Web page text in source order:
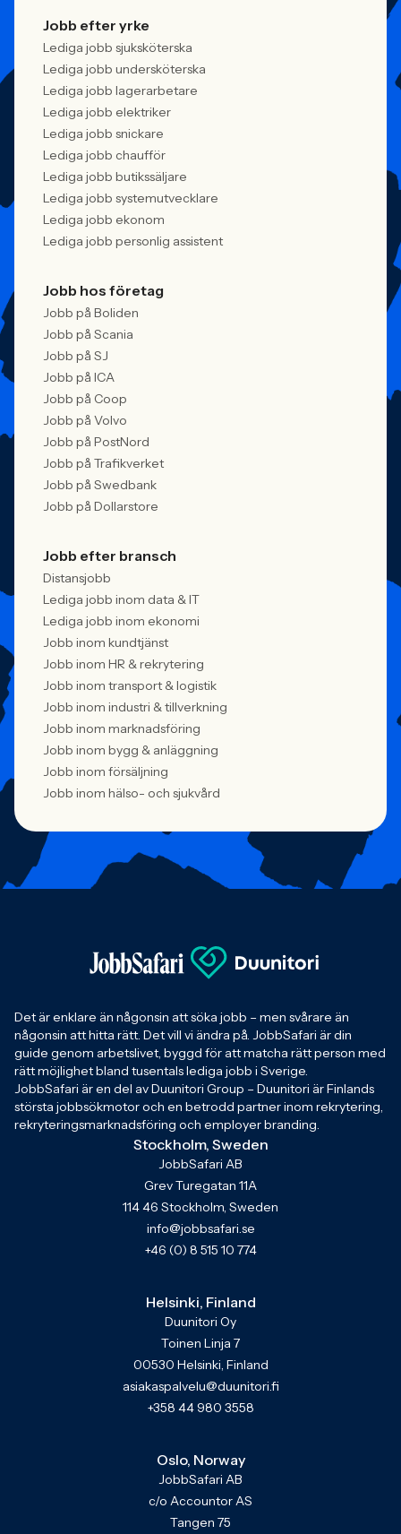
Jobb efter yrke
Lediga jobb sjuksköterska
Lediga jobb undersköterska
Lediga jobb lagerarbetare
Lediga jobb elektriker
Lediga jobb snickare
Lediga jobb chaufför
Lediga jobb butikssäljare
Lediga jobb systemutvecklare
Lediga jobb ekonom
Lediga jobb personlig assistent
Jobb hos företag
Jobb på Boliden
Jobb på Scania
Jobb på SJ
Jobb på ICA
Jobb på Coop
Jobb på Volvo
Jobb på PostNord
Jobb på Trafikverket
Jobb på Swedbank
Jobb på Dollarstore
Jobb efter bransch
Distansjobb
Lediga jobb inom data & IT
Lediga jobb inom ekonomi
Jobb inom kundtjänst
Jobb inom HR & rekrytering
Jobb inom transport & logistik
Jobb inom industri & tillverkning
Jobb inom marknadsföring
Jobb inom bygg & anläggning
Jobb inom försäljning
Jobb inom hälso- och sjukvård
Det är enklare än någonsin att söka jobb – men svårare än
någonsin att hitta rätt. Det vill vi ändra på. JobbSafari är din
guide genom arbetslivet, byggd för att matcha rätt person med
rätt möjlighet bland tusentals lediga jobb i Sverige.
JobbSafari är en del av Duunitori Group – Duunitori är Finlands
största jobbsökmotor och en betrodd partner inom rekrytering,
rekryteringsmarknadsföring och employer branding.
Stockholm, Sweden
JobbSafari AB
Grev Turegatan 11A
114 46 Stockholm, Sweden
info@jobbsafari.se
+46 (0) 8 515 10 774
Helsinki, Finland
Duunitori Oy
Toinen Linja 7
00530 Helsinki, Finland
asiakaspalvelu@duunitori.fi
+358 44 980 3558
Oslo, Norway
JobbSafari AB
c/o Accountor AS
Tangen 75